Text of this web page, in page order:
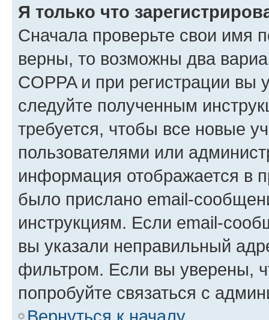
Я только что
Сначала проверьте свои имя
верны, то возможны два
COPPA и при регистрации вы
следуйте полученным
требуется, чтобы все новые
пользователями или
информация отображается в
было прислано email-
инструкциям. Если email-
вы указали неправильный
фильтром. Если вы уверены,
попробуйте связаться с
Вернуться к началу